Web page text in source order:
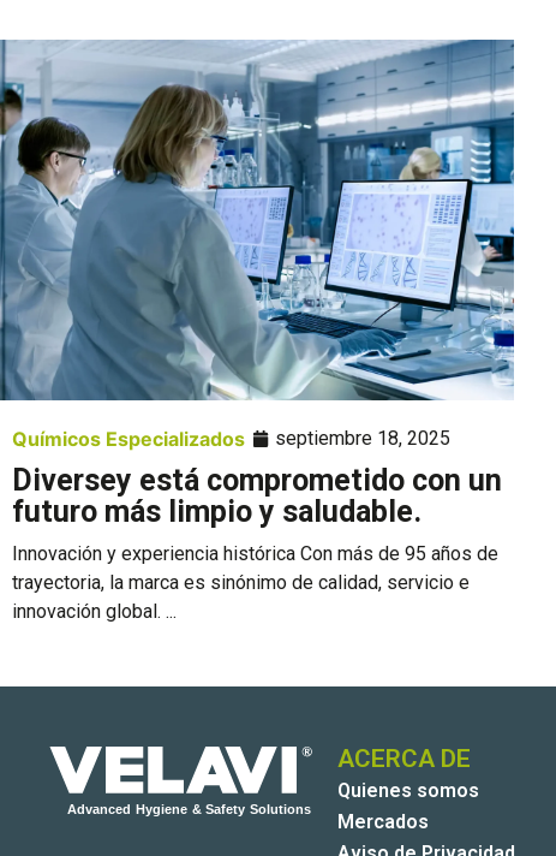
Químicos Especializados septiembre 18, 2025
Diversey está comprometido con un
futuro más limpio y saludable.
Innovación y experiencia histórica Con más de 95 años de
trayectoria, la marca es sinónimo de calidad, servicio e
innovación global. ...
ACERCA DE
Quienes somos
Mercados